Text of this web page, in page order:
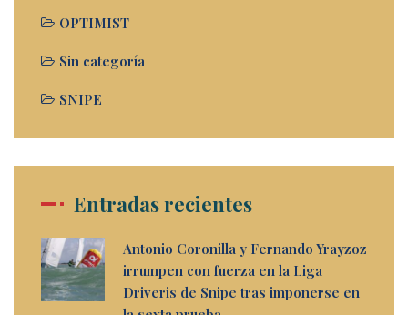
OPTIMIST
Sin categoría
SNIPE
Entradas recientes
Antonio Coronilla y Fernando Yrayzoz
irrumpen con fuerza en la Liga
Driveris de Snipe tras imponerse en